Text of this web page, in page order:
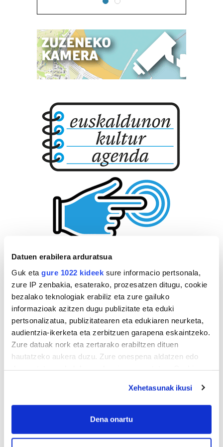
Datuen erabilera arduratsua
Guk eta gure 1022 kideek sure informacio pertsonala,
zure IP zenbakia, esaterako, prozesatzen ditugu, cookie
bezalako teknologiak erabiliz eta zure gailuko
informazioak azitzen dugu publizitate eta eduki
pertsonalizatua, publizitatearen eta edukiaren neurketa,
audientzia-ikerketa eta zerbitzuen garapena eskaintzeko.
Zure datuak nork eta zertarako erabiltzen dituen
hautatzeko aukera duzu. Zure onespena aldatzen edo
If you allow, we would also like to:
Collect information about your geographical
meters
Xehetasunak ikusi
Dena onartu
AGENDA